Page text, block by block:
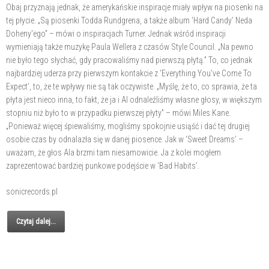
Obaj przyznają jednak, że amerykańskie inspiracje miały wpływ na piosenki na
tej płycie. „Są piosenki Todda Rundgrena, a także album ‘Hard Candy’ Neda
Doheny'ego” – mówi o inspiracjach Turner. Jednak wśród inspiracji
wymieniają także muzykę Paula Wellera z czasów Style Council. „Na pewno
nie było tego słychać, gdy pracowaliśmy nad pierwszą płytą.” To, co jednak
najbardziej uderza przy pierwszym kontakcie z ‘Everything You've Come To
Expect’, to, że te wpływy nie są tak oczywiste. „Myślę, że to, co sprawia, że ta
płyta jest nieco inna, to fakt, że ja i Al odnaleźliśmy własne głosy, w większym
stopniu niż było to w przypadku pierwszej płyty” – mówi Miles Kane.
„Ponieważ więcej śpiewaliśmy, mogliśmy spokojnie usiąść i dać tej drugiej
osobie czas by odnalazła się w danej piosence. Jak w ‘Sweet Dreams’ –
uważam, że głos Ala brzmi tam niesamowicie. Ja z kolei mogłem
zaprezentować bardziej punkowe podejście w ‘Bad Habits’.
sonicrecords.pl
Czytaj dalej...